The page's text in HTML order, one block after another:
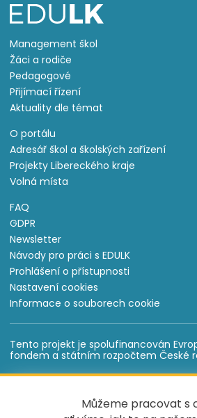
Můžeme pracovat s
Management škol
Žáci a rodiče
Pedagogové
Přijímací řízení
Aktuality dle témat
O portálu
Adresář škol a školských zařízení
Projekty Libereckého kraje
Volná místa
FAQ
GDPR
Newsletter
Návody pro práci s EDULK
Prohlášení o přístupnosti
Nastavení cookies
Informace o souborech cookie
Tento projekt je spolufinancován
fondem a státním rozpočtem České